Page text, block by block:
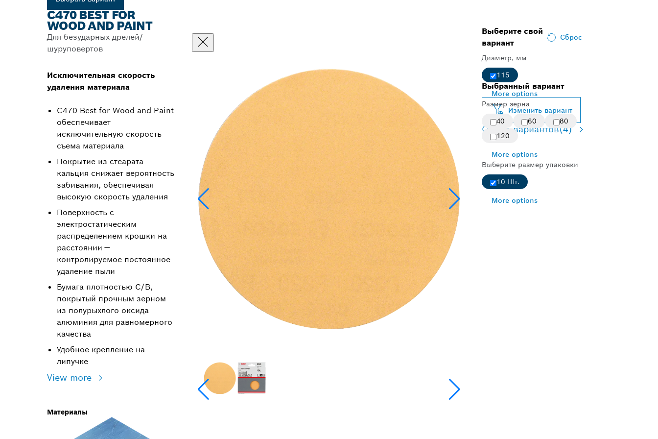
C470 BEST FOR
WOOD AND PAINT
Для безударных дрелей/
шуруповертов
Исключительная скорость
удаления материала
C470 Best for Wood and Paint
обеспечивает
исключительную скорость
съема материала
Покрытие из стеарата
кальция снижает вероятность
забивания, обеспечивая
высокую скорость удаления
Поверхность с
электростатическим
распределением крошки на
расстоянии —
контролируемое постоянное
удаление пыли
Бумага плотностью C/B,
покрытый прочным зерном
из полурыхлого оксида
алюминия для равномерного
качества
Удобное крепление на
липучке
View more
Материалы
Выберите свой
вариант
Сброс
Диаметр, мм
115
More options
Размер зерна
40
60
80
120
More options
Выберите размер упаковки
10 Шт.
More options
Выбранный вариант
Изменить вариант
Обзор вариантов(4)